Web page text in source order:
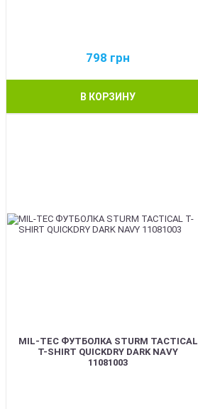
798 грн
В КОРЗИНУ
MIL-TEC ФУТБОЛКА STURM TACTICAL
T-SHIRT QUICKDRY DARK NAVY
11081003